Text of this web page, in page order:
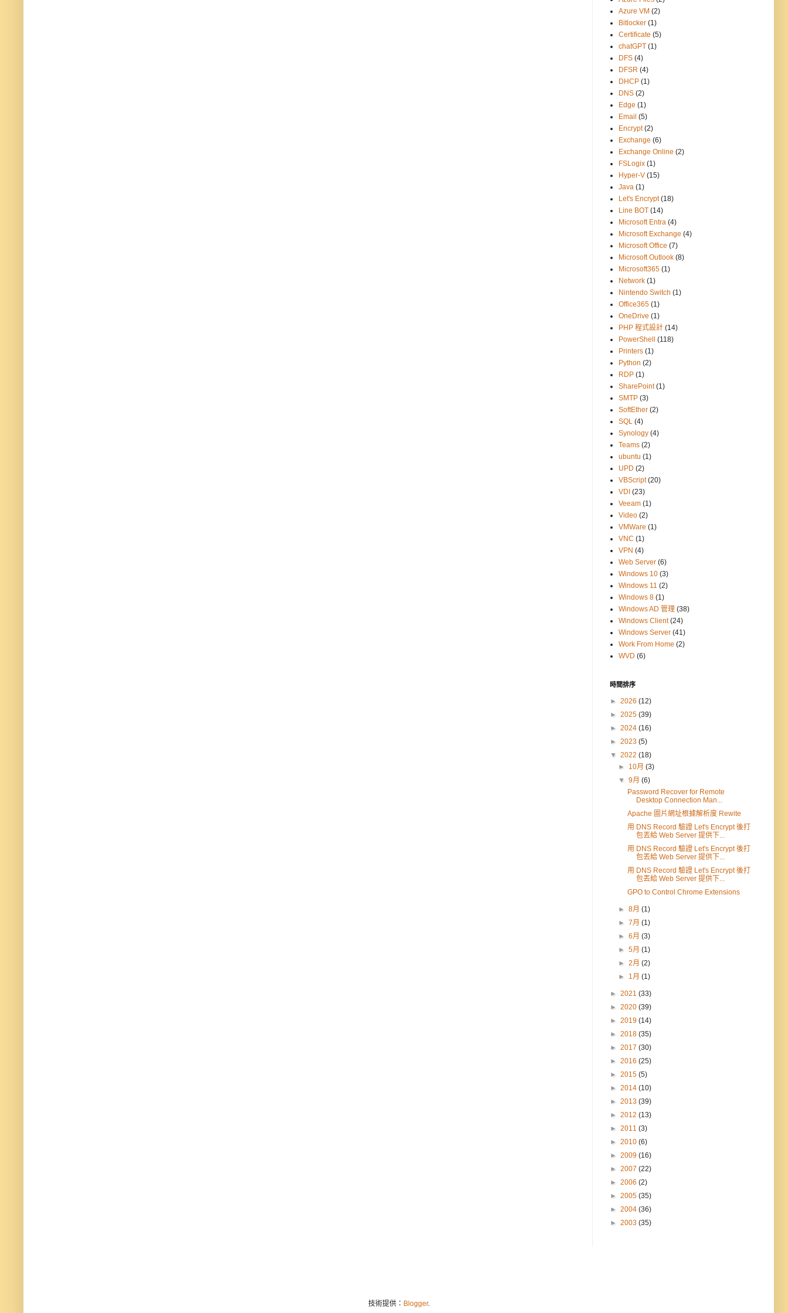
Azure VM (2)
Bitlocker (1)
Certificate (5)
chatGPT (1)
DFS (4)
DFSR (4)
DHCP (1)
DNS (2)
Edge (1)
Email (5)
Encrypt (2)
Exchange (6)
Exchange Online (2)
FSLogix (1)
Hyper-V (15)
Java (1)
Let's Encrypt (18)
Line BOT (14)
Microsoft Entra (4)
Microsoft Exchange (4)
Microsoft Office (7)
Microsoft Outlook (8)
Microsoft365 (1)
Network (1)
Nintendo Switch (1)
Office365 (1)
OneDrive (1)
PHP 程式設計 (14)
PowerShell
(118)
Printers (1)
Python (2)
RDP (1)
SharePoint (1)
SMTP (3)
SoftEther (2)
SQL (4)
Synology (4)
Teams (2)
ubuntu (1)
UPD (2)
VBScript (20)
VDI (23)
Veeam (1)
Video (2)
VMWare (1)
VNC (1)
VPN (4)
Web Server (6)
Windows 10 (3)
Windows 11 (2)
Windows 8 (1)
Windows AD 管理 (38)
Windows Client (24)
Windows Server (41)
Work From Home (2)
WVD (6)
時間排序
► 2026 (12)
► 2025 (39)
► 2024 (16)
► 2023 (5)
▼ 2022 (18)
► 10月(3)
▼9月(6)
Password Recover for Remote
Desktop Connection Man...
Apache 圖片網址根據解析度 Rewite
用 DNS Record 驗證 Let's Encrypt 後打
包丟給 Web Server 提供下...
用 DNS Record 驗證 Let's Encrypt 後打
包丟給 Web Server 提供下...
用 DNS Record 驗證 Let's Encrypt 後打
包丟給 Web Server 提供下...
GPO to Control Chrome Extensions
►8月(1)
►7月(1)
►6月(3)
►5月(1)
►2月(2)
► 1月(1)
► 2021 (33)
► 2020 (39)
► 2019 (14)
► 2018 (35)
► 2017 (30)
► 2016 (25)
► 2015 (5)
► 2014 (10)
► 2013 (39)
► 2012 (13)
► 2011 (3)
► 2010 (6)
► 2009 (16)
► 2007 (22)
► 2006 (2)
► 2005 (35)
► 2004 (36)
► 2003 (35)
技術提供： Blogger.